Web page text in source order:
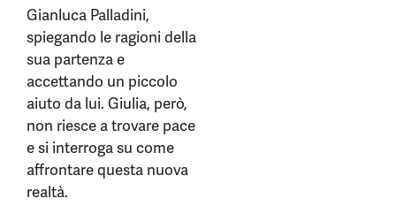
Gianluca Palladini,
spiegando le ragioni della
sua partenza e
accettando un piccolo
aiuto da lui. Giulia, però,
non riesce a trovare pace
e si interroga su come
affrontare questa nuova
realtà.